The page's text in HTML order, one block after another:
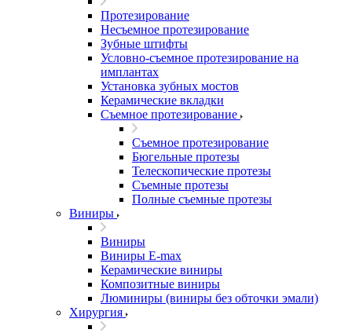
Протезирование
Несъемное протезирование
Зубные штифты
Условно-съемное протезирование на
имплантах
Установка зубных мостов
Керамические вкладки
Съемное протезирование
Съемное протезирование
Бюгельные протезы
Телескопические протезы
Съемные протезы
Полные съемные протезы
Виниры
Виниры
Виниры E-max
Керамические виниры
Композитные виниры
Люминиры (виниры без обточки эмали)
Хирургия